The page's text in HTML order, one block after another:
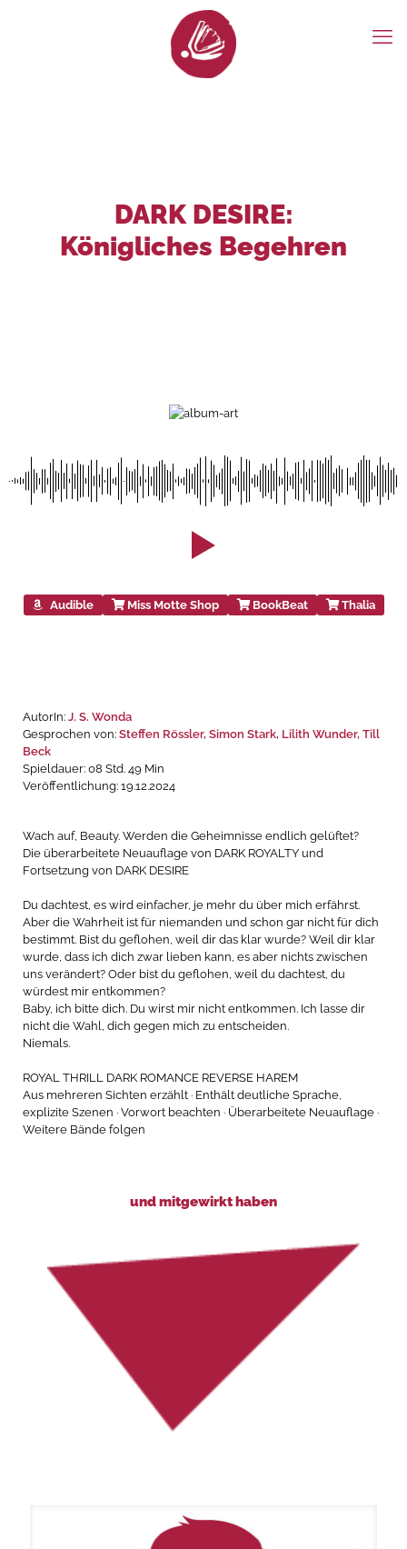
DARK DESIRE:
Königliches Begehren
Audible Miss Motte Shop BookBeat Thalia
AutorIn: J. S. Wonda
Gesprochen von: Steffen Rössler, Simon Stark, Lilith Wunder, Till
Beck
Spieldauer: 08 Std. 49 Min
Veröffentlichung: 19.12.2024
Wach auf, Beauty. Werden die Geheimnisse endlich gelüftet?
Die überarbeitete Neuauflage von DARK ROYALTY und
Fortsetzung von DARK DESIRE
Du dachtest, es wird einfacher, je mehr du über mich erfährst.
Aber die Wahrheit ist für niemanden und schon gar nicht für dich
bestimmt. Bist du geflohen, weil dir das klar wurde? Weil dir klar
wurde, dass ich dich zwar lieben kann, es aber nichts zwischen
uns verändert? Oder bist du geflohen, weil du dachtest, du
würdest mir entkommen?
Baby, ich bitte dich. Du wirst mir nicht entkommen. Ich lasse dir
nicht die Wahl, dich gegen mich zu entscheiden.
Niemals.
ROYAL THRILL DARK ROMANCE REVERSE HAREM
Aus mehreren Sichten erzählt · Enthält deutliche Sprache,
explizite Szenen · Vorwort beachten · Überarbeitete Neuauflage ·
Weitere Bände folgen
und mitgewirkt haben